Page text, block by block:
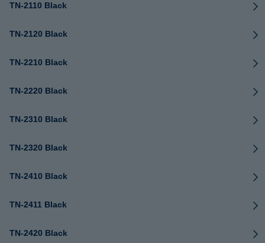
TN-2110 Black
TN-2120 Black
TN-2210 Black
TN-2220 Black
TN-2310 Black
TN-2320 Black
TN-2410 Black
TN-2411 Black
TN-2420 Black